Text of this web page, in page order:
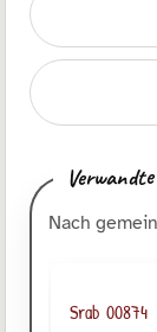
Nach
Srab 00874